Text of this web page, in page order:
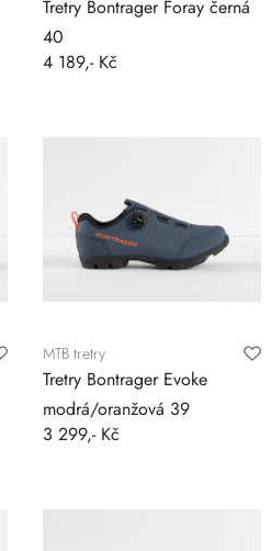
Tretry Bontrager Foray černá
40
4 189,- Kč
MTB tretry
Tretry Bontrager Evoke
modrá/oranžová 39
3 299,- Kč